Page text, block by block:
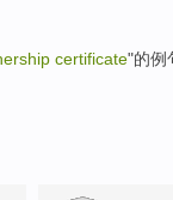
certificate"的例